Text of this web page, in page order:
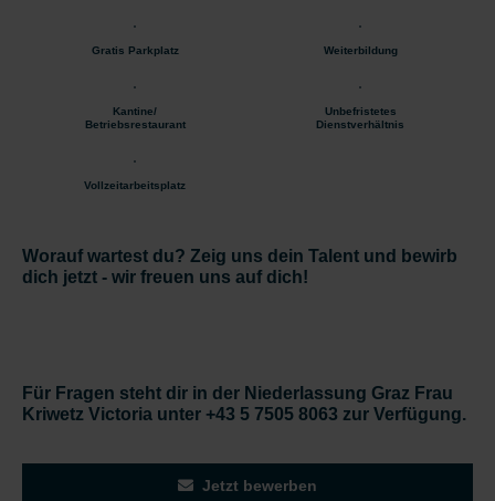
Gratis Parkplatz Weiterbildung
Kantine/
Betriebsrestaurant
Unbefristetes
Dienstverhältnis
Vollzeitarbeitsplatz
Worauf wartest du? Zeig uns dein Talent und bewirb
dich jetzt - wir freuen uns auf dich!
Für Fragen steht dir in der Niederlassung Graz Frau
Kriwetz Victoria unter +43 5 7505 8063 zur Verfügung.
Jetzt bewerben